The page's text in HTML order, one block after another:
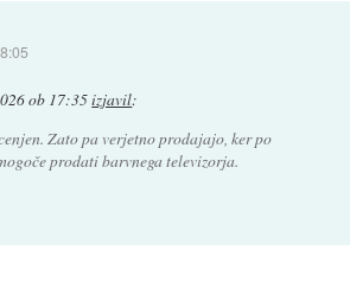
ob 17:35izjavil:
Zato pa verjetno prodajajo, ker po
prodati barvnega televizorja.